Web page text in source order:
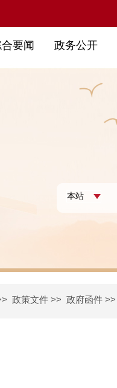
要闻 政务公开
政策文件 >> 政府函件 >>